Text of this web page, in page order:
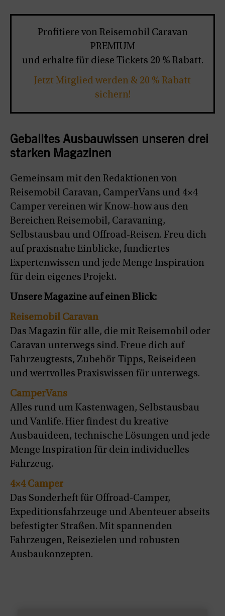
Profitiere von Reisemobil Caravan
PREMIUM
und erhalte für diese Tickets 20 % Rabatt.
Jetzt Mitglied werden & 20 % Rabatt
sichern!
Geballtes Ausbauwissen unseren drei
starken Magazinen
Gemeinsam mit den Redaktionen von
Reisemobil Caravan, CamperVans und 4×4
Camper vereinen wir Know-how aus den
Bereichen Reisemobil, Caravaning,
Selbstausbau und Offroad-Reisen. Freu dich
auf praxisnahe Einblicke, fundiertes
Expertenwissen und jede Menge Inspiration
für dein eigenes Projekt.
Unsere Magazine auf einen Blick:
Reisemobil Caravan
Das Magazin für alle, die mit Reisemobil oder
Caravan unterwegs sind. Freue dich auf
Fahrzeugtests, Zubehör-Tipps, Reiseideen
und wertvolles Praxiswissen für unterwegs.
CamperVans
Alles rund um Kastenwagen, Selbstausbau
und Vanlife. Hier findest du kreative
Ausbauideen, technische Lösungen und jede
Menge Inspiration für dein individuelles
Fahrzeug.
4×4 Camper
Das Sonderheft für Offroad-Camper,
Expeditionsfahrzeuge und Abenteuer abseits
befestigter Straßen. Mit spannenden
Fahrzeugen, Reisezielen und robusten
Ausbaukonzepten.